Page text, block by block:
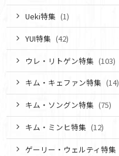
Ueki特集 (1)
YUI特集 (42)
ウレ・リトゲン特集 (103)
キム・キェファン特集 (14)
キム・ソングン特集 (75)
キム・ミンヒ特集 (12)
ゲーリー・ウェルティ特集